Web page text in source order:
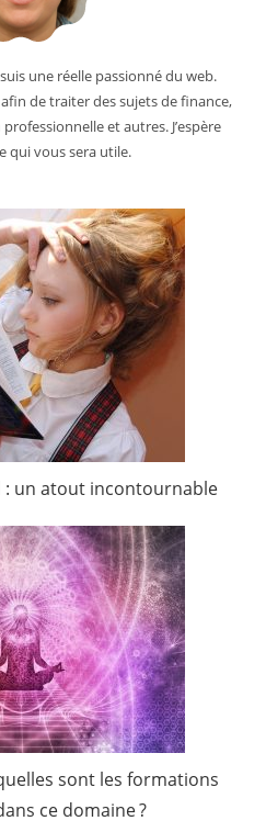
une réelle passionné du web.
afin de traiter des sujets de finance,
et autres. J’espère
qui vous sera utile.
: un atout incontournable
sont les formations
ce domaine ?